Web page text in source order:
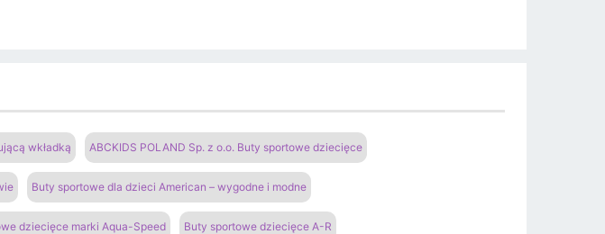
wkładką ABCKIDS POLAND Sp. z o.o. Buty sportowe dziecięce
Buty sportowe dla dzieci American – wygodne i modne
dziecięce marki Aqua-Speed Buty sportowe dziecięce A-R